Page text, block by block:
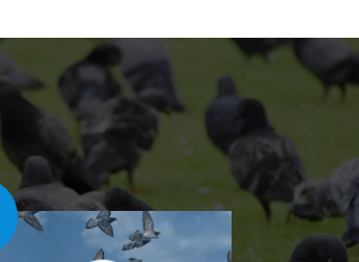
安心安全